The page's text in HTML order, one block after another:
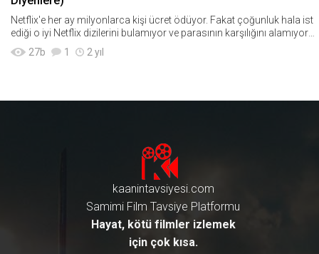
Netflix'e her ay milyonlarca kişi ücret ödüyor. Fakat çoğunluk hala ist
ediği o iyi Netflix dizilerini bulamıyor ve parasının karşılığını alamıyor. İ
şte bu
27b 1 2 yıl
kaanintavsiyesi.com
Samimi Film Tavsiye Platformu
Hayat, kötü filmler izlemek
için çok kısa.